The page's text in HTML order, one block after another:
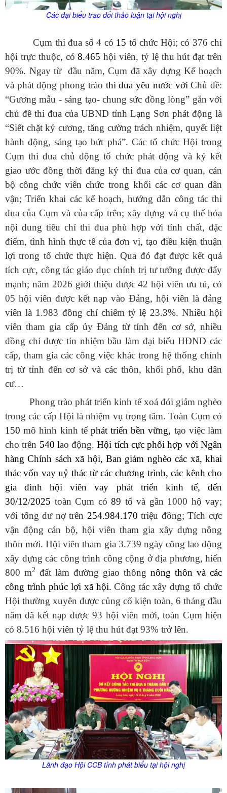
Các đại biểu trao đổi thảo luận tại hội nghị
Cụm thi đua số 4 có 15 tổ chức Hội; có 376 chi
hội trực thuộc, có8.465 hội viên, tỷ lệ thu hút đạt trên
90%. Ngay từ đầu năm, Cụm đã xây dựng Kế hoạch
và phát động phong trào thi đua yêu nước với Chủ đề:
“Gương mẫu - sáng tạo- chung sức đồng lòng” gắn với
chủ đề thi đua của UBND tỉnh Lạng Sơn phát động là
“Siết chặt kỷ cương, tăng cường trách nhiệm, quyết liệt
hành động, sáng tạo bứt phá”. Các tổ chức Hội trong
Cụm thi đua chủ động tổ chức phát động và ký kết
giao ước đồng thời đăng ký thi đua của cơ quan, cán
bộ công chức viên chức trong khối các cơ quan dân
vận; Triển khai các kế hoạch, hướng dẫn công tác thi
đua của Cụm và của cấp trên; xây dựng và cụ thể hóa
nội dung tiêu chí thi đua phù hợp với tính chất, đặc
điểm, tình hình thực tế của đơn vị, tạo điều kiện thuận
lợi trong tổ chức thực hiện. Qua đó đạt được kết quả
tích cực, công tác giáo dục chính trị tư tưởng được đẩy
mạnh; năm 2026 giới thiệu được 42 hội viên ưu tú, có
05 hội viên được kết nạp vào Đảng, hội viên là đảng
viên là 1.983 đồng chí chiếm tỷ lệ 23.3%. Nhiều hội
viên tham gia cấp ủy Đảng từ tỉnh đến cơ sở, nhiều
đồng chí được tín nhiệm bầu làm đại biểu HĐND các
cấp, tham gia các công việc khác trong hệ thống chính
trị từ tỉnh đến cơ sở và các thôn, khối phố, khu dân
cư…
Phong trào phát triển kinh tế xoá đói giảm nghèo
trong các cấp Hội là nhiệm vụ trọng tâm. Toàn Cụm có
150 mô hình kinh tế phát triển bền vững, tạo việc làm
cho trên 540 lao động.Hội tích cực phối hợp với Ngân
hàng Chính sách xã hội, Ban giảm nghèo các xã, khai
thác vốn vay uỷ thác từ các chương trình, các kênh cho
gia đình hội viên vay phát triển kinh tế, đến
30/12/2025 toàn Cụm có 89 tổ và gần 1000 hộ vay;
với tổng dư nợ trên 254.984.170 triệu đồng; Tích cực
vận động cán bộ, hội viên tham gia xây dựng nông
thôn mới. Hội viên tham gia 3.739 ngày công lao động
xây dựng các công trình công cộng ở địa phương, hiến
800 m2 đất làm đường giao thông nông thôn và các
công trình phúc lợi xã hội.Công tác xây dựng tổ chức
Hội thường xuyên được củng cố kiện toàn, 6 tháng đầu
năm đã kết nạp được 93 hội viên mới, toàn Cụm hiện
có 8.516 hội viên tỷ lệ thu hút đạt 93% trở lên.
Lãnh đạo Hội CCB tỉnh phát biểu tại hội nghị